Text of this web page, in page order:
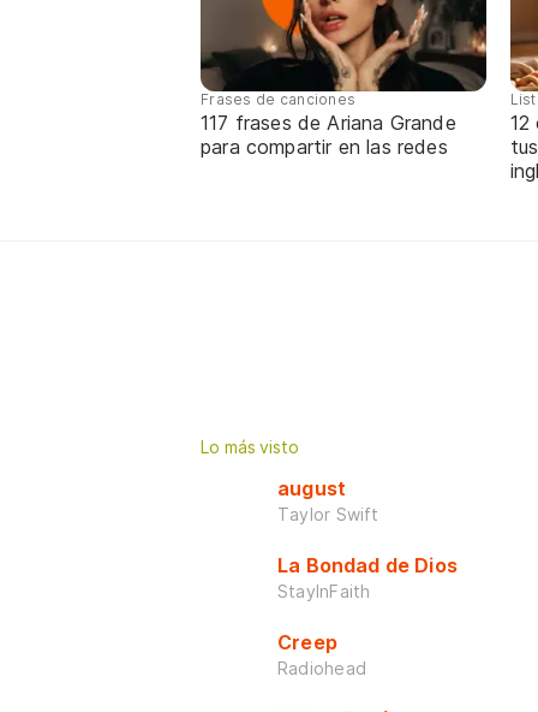
Frases de canciones
117 frases de Ariana Grande
para compartir en las redes
12
Lo más visto
august
Taylor Swift
La Bondad de Dios
StayInFaith
Creep
Radiohead